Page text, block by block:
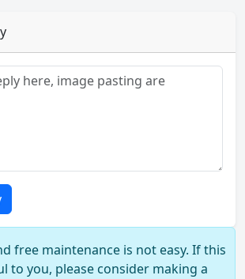
free maintenance is not easy. If this
to you, please consider making a